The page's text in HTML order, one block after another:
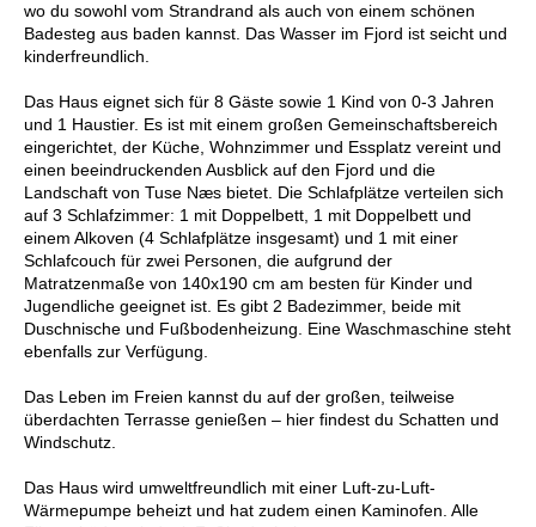
wo du sowohl vom Strandrand als auch von einem schönen
Badesteg aus baden kannst. Das Wasser im Fjord ist seicht und
kinderfreundlich.
Das Haus eignet sich für 8 Gäste sowie 1 Kind von 0-3 Jahren
und 1 Haustier. Es ist mit einem großen Gemeinschaftsbereich
eingerichtet, der Küche, Wohnzimmer und Essplatz vereint und
einen beeindruckenden Ausblick auf den Fjord und die
Landschaft von Tuse Næs bietet. Die Schlafplätze verteilen sich
auf 3 Schlafzimmer: 1 mit Doppelbett, 1 mit Doppelbett und
einem Alkoven (4 Schlafplätze insgesamt) und 1 mit einer
Schlafcouch für zwei Personen, die aufgrund der
Matratzenmaße von 140x190 cm am besten für Kinder und
Jugendliche geeignet ist. Es gibt 2 Badezimmer, beide mit
Duschnische und Fußbodenheizung. Eine Waschmaschine steht
ebenfalls zur Verfügung.
Das Leben im Freien kannst du auf der großen, teilweise
überdachten Terrasse genießen – hier findest du Schatten und
Windschutz.
Das Haus wird umweltfreundlich mit einer Luft-zu-Luft-
Wärmepumpe beheizt und hat zudem einen Kaminofen. Alle